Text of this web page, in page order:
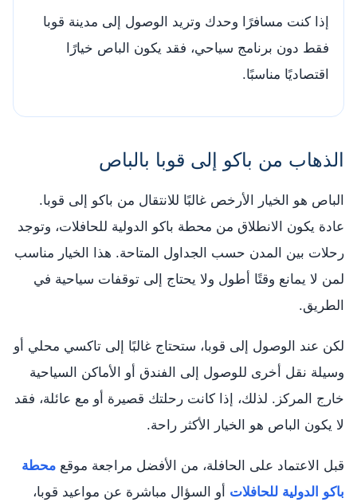
إذا كنت مسافرًا وحدك وتريد الوصول إلى مدينة قوبا
فقط دون برنامج سياحي، فقد يكون الباص خيارًا
اقتصاديًا مناسبًا.
الذهاب من باكو إلى قوبا بالباص
الباص هو الخيار الأرخص غالبًا للانتقال من باكو إلى قوبا.
عادة يكون الانطلاق من محطة باكو الدولية للحافلات، وتوجد
رحلات بين المدن حسب الجداول المتاحة. هذا الخيار مناسب
لمن لا يمانع وقتًا أطول ولا يحتاج إلى توقفات سياحية في
الطريق.
لكن عند الوصول إلى قوبا، ستحتاج غالبًا إلى تاكسي محلي أو
وسيلة نقل أخرى للوصول إلى الفندق أو الأماكن السياحية
خارج المركز. لذلك، إذا كانت رحلتك قصيرة أو مع عائلة، فقد
لا يكون الباص هو الخيار الأكثر راحة.
قبل الاعتماد على الحافلة، من الأفضل مراجعة موقع محطة
باكو الدولية للحافلات أو السؤال مباشرة عن مواعيد قوبا،